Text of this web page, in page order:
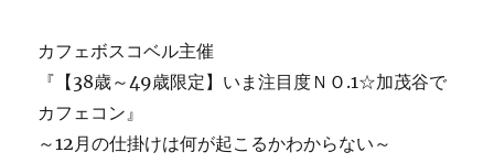
カフェボスコベル主催
『【38歳～49歳限定】いま注目度ＮＯ.1☆加茂谷で
カフェコン』
～12月の仕掛けは何が起こるかわからない～